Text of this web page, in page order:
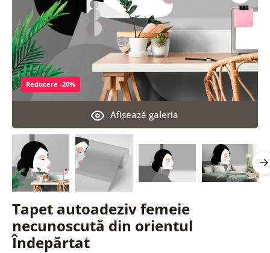
Tapet autoadeziv femeie
necunoscută din orientul
Îndepărtat
Afişează galeria
Reducere -20%